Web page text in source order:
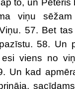
to, un Pēteris
viņu sēžam
57. Bet tas
58. Un
viens no
Un kad